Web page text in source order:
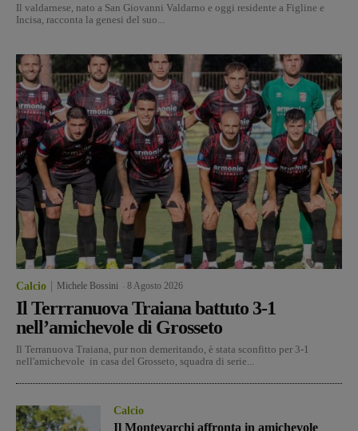
Il valdarnese, nato a San Giovanni Valdarno e oggi residente a Figline e
Incisa, racconta la genesi del suo...
Calcio Michele Bossini 8 Agosto 2026
Il Terrranuova Traiana battuto 3-1
nell’amichevole di Grosseto
Il Terranuova Traiana, pur non demeritando, è stata sconfitto per 3-1
nell'amichevole in casa del Grosseto, squadra di serie...
Calcio
Il Montevarchi affronta in amichevole